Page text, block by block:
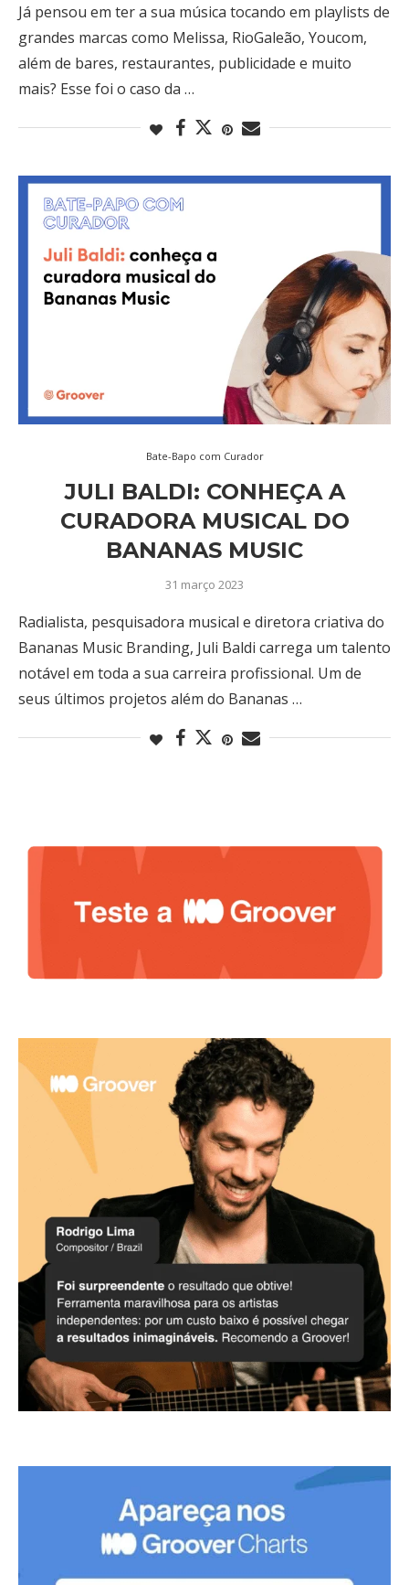
Já pensou em ter a sua música tocando em playlists de
grandes marcas como Melissa, RioGaleão, Youcom,
além de bares, restaurantes, publicidade e muito
mais? Esse foi o caso da …
Bate-Bapo com Curador
JULI BALDI: CONHEÇA A
CURADORA MUSICAL DO
BANANAS MUSIC
31 março 2023
Radialista, pesquisadora musical e diretora criativa do
Bananas Music Branding, Juli Baldi carrega um talento
notável em toda a sua carreira profissional. Um de
seus últimos projetos além do Bananas …